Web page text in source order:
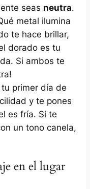
seas neutra.
metal ilumina
te hace brillar,
dorado es tu
Si ambos te
primer día de
y te pones
es fría. Si te
un tono canela,
en el lugar